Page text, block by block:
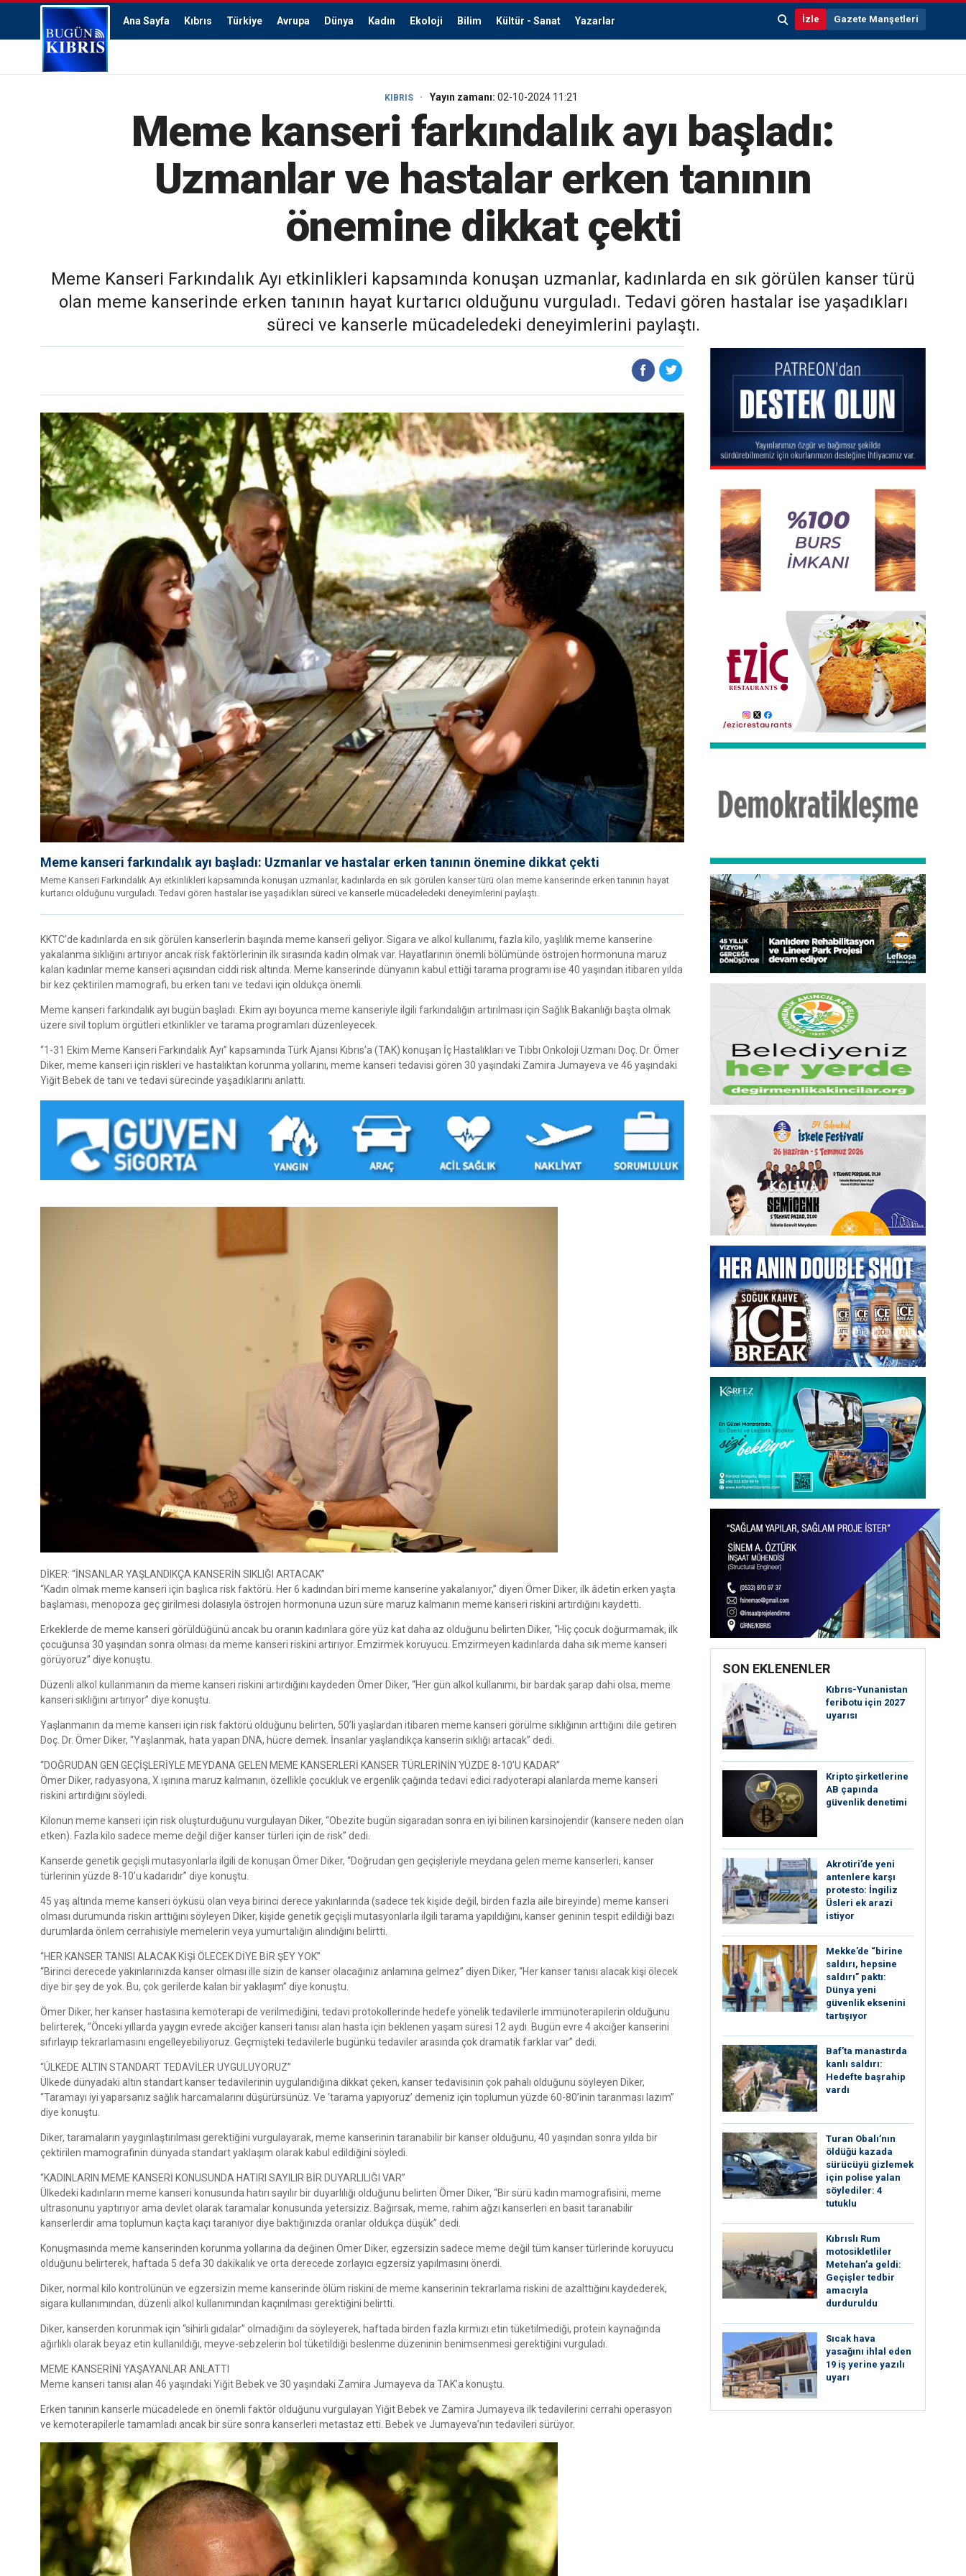
Ana Sayfa Kıbrıs Türkiye Avrupa Dünya Kadın Ekoloji Bilim Kültür - Sanat Yazarlar İzle Gazete Manşetleri
KIBRIS Yayın zamanı: 02-10-2024 11:21
Meme kanseri farkındalık ayı başladı:
Uzmanlar ve hastalar erken tanının
önemine dikkat çekti
Meme Kanseri Farkındalık Ayı etkinlikleri kapsamında konuşan uzmanlar, kadınlarda en sık görülen kanser türü
olan meme kanserinde erken tanının hayat kurtarıcı olduğunu vurguladı. Tedavi gören hastalar ise yaşadıkları
süreci ve kanserle mücadeledeki deneyimlerini paylaştı.
Meme kanseri farkındalık ayı başladı: Uzmanlar ve hastalar erken tanının önemine dikkat çekti
Meme Kanseri Farkındalık Ayı etkinlikleri kapsamında konuşan uzmanlar, kadınlarda en sık görülen kanser türü olan meme kanserinde erken tanının hayat
kurtarıcı olduğunu vurguladı. Tedavi gören hastalar ise yaşadıkları süreci ve kanserle mücadeledeki deneyimlerini paylaştı.
KKTC’de kadınlarda en sık görülen kanserlerin başında meme kanseri geliyor. Sigara ve alkol kullanımı, fazla kilo, yaşlılık meme kanserine
yakalanma sıklığını artırıyor ancak risk faktörlerinin ilk sırasında kadın olmak var. Hayatlarının önemli bölümünde östrojen hormonuna maruz
kalan kadınlar meme kanseri açısından ciddi risk altında. Meme kanserinde dünyanın kabul ettiği tarama programı ise 40 yaşından itibaren yılda
bir kez çektirilen mamografi, bu erken tanı ve tedavi için oldukça önemli.
Meme kanseri farkındalık ayı bugün başladı. Ekim ayı boyunca meme kanseriyle ilgili farkındalığın artırılması için Sağlık Bakanlığı başta olmak
üzere sivil toplum örgütleri etkinlikler ve tarama programları düzenleyecek.
“1-31 Ekim Meme Kanseri Farkındalık Ayı” kapsamında Türk Ajansı Kıbrıs’a (TAK) konuşan İç Hastalıkları ve Tıbbı Onkoloji Uzmanı Doç. Dr. Ömer
Diker, meme kanseri için riskleri ve hastalıktan korunma yollarını, meme kanseri tedavisi gören 30 yaşındaki Zamira Jumayeva ve 46 yaşındaki
Yiğit Bebek de tanı ve tedavi sürecinde yaşadıklarını anlattı.
DİKER: “İNSANLAR YAŞLANDIKÇA KANSERİN SIKLIĞI ARTACAK”
“Kadın olmak meme kanseri için başlıca risk faktörü. Her 6 kadından biri meme kanserine yakalanıyor,” diyen Ömer Diker, ilk âdetin erken yaşta
başlaması, menopoza geç girilmesi dolasıyla östrojen hormonuna uzun süre maruz kalmanın meme kanseri riskini artırdığını kaydetti.
Erkeklerde de meme kanseri görüldüğünü ancak bu oranın kadınlara göre yüz kat daha az olduğunu belirten Diker, “Hiç çocuk doğurmamak, ilk
çocuğunsa 30 yaşından sonra olması da meme kanseri riskini artırıyor. Emzirmek koruyucu. Emzirmeyen kadınlarda daha sık meme kanseri
görüyoruz” diye konuştu.
Düzenli alkol kullanmanın da meme kanseri riskini artırdığını kaydeden Ömer Diker, “Her gün alkol kullanımı, bir bardak şarap dahi olsa, meme
kanseri sıklığını artırıyor” diye konuştu.
Yaşlanmanın da meme kanseri için risk faktörü olduğunu belirten, 50’li yaşlardan itibaren meme kanseri görülme sıklığının arttığını dile getiren
Doç. Dr. Ömer Diker, “Yaşlanmak, hata yapan DNA, hücre demek. İnsanlar yaşlandıkça kanserin sıklığı artacak” dedi.
“DOĞRUDAN GEN GEÇİŞLERİYLE MEYDANA GELEN MEME KANSERLERİ KANSER TÜRLERİNİN YÜZDE 8-10’U KADAR”
Ömer Diker, radyasyona, X ışınına maruz kalmanın, özellikle çocukluk ve ergenlik çağında tedavi edici radyoterapi alanlarda meme kanseri
riskini artırdığını söyledi.
Kilonun meme kanseri için risk oluşturduğunu vurgulayan Diker, “Obezite bugün sigaradan sonra en iyi bilinen karsinojendir (kansere neden olan
etken). Fazla kilo sadece meme değil diğer kanser türleri için de risk” dedi.
Kanserde genetik geçişli mutasyonlarla ilgili de konuşan Ömer Diker, “Doğrudan gen geçişleriyle meydana gelen meme kanserleri, kanser
türlerinin yüzde 8-10’u kadarıdır” diye konuştu.
45 yaş altında meme kanseri öyküsü olan veya birinci derece yakınlarında (sadece tek kişide değil, birden fazla aile bireyinde) meme kanseri
olması durumunda riskin arttığını söyleyen Diker, kişide genetik geçişli mutasyonlarla ilgili tarama yapıldığını, kanser geninin tespit edildiği bazı
durumlarda önlem cerrahisiyle memelerin veya yumurtalığın alındığını belirtti.
“HER KANSER TANISI ALACAK KİŞİ ÖLECEK DİYE BİR ŞEY YOK”
“Birinci derecede yakınlarınızda kanser olması ille sizin de kanser olacağınız anlamına gelmez” diyen Diker, “Her kanser tanısı alacak kişi ölecek
diye bir şey de yok. Bu, çok gerilerde kalan bir yaklaşım” diye konuştu.
Ömer Diker, her kanser hastasına kemoterapi de verilmediğini, tedavi protokollerinde hedefe yönelik tedavilerle immünoterapilerin olduğunu
belirterek, “Önceki yıllarda yaygın evrede akciğer kanseri tanısı alan hasta için beklenen yaşam süresi 12 aydı. Bugün evre 4 akciğer kanserini
sıfırlayıp tekrarlamasını engelleyebiliyoruz. Geçmişteki tedavilerle bugünkü tedaviler arasında çok dramatik farklar var” dedi.
“ÜLKEDE ALTIN STANDART TEDAVİLER UYGULUYORUZ”
Ülkede dünyadaki altın standart kanser tedavilerinin uygulandığına dikkat çeken, kanser tedavisinin çok pahalı olduğunu söyleyen Diker,
“Taramayı iyi yaparsanız sağlık harcamalarını düşürürsünüz. Ve ‘tarama yapıyoruz’ demeniz için toplumun yüzde 60-80’inin taranması lazım”
diye konuştu.
Diker, taramaların yaygınlaştırılması gerektiğini vurgulayarak, meme kanserinin taranabilir bir kanser olduğunu, 40 yaşından sonra yılda bir
çektirilen mamografinin dünyada standart yaklaşım olarak kabul edildiğini söyledi.
“KADINLARIN MEME KANSERİ KONUSUNDA HATIRI SAYILIR BİR DUYARLILIĞI VAR”
Ülkedeki kadınların meme kanseri konusunda hatırı sayılır bir duyarlılığı olduğunu belirten Ömer Diker, “Bir sürü kadın mamografisini, meme
ultrasonunu yaptırıyor ama devlet olarak taramalar konusunda yetersiziz. Bağırsak, meme, rahim ağzı kanserleri en basit taranabilir
kanserlerdir ama toplumun kaçta kaçı taranıyor diye baktığınızda oranlar oldukça düşük” dedi.
Konuşmasında meme kanserinden korunma yollarına da değinen Ömer Diker, egzersizin sadece meme değil tüm kanser türlerinde koruyucu
olduğunu belirterek, haftada 5 defa 30 dakikalık ve orta derecede zorlayıcı egzersiz yapılmasını önerdi.
Diker, normal kilo kontrolünün ve egzersizin meme kanserinde ölüm riskini de meme kanserinin tekrarlama riskini de azalttığını kaydederek,
sigara kullanımından, düzenli alkol kullanımından kaçınılması gerektiğini belirtti.
Diker, kanserden korunmak için “sihirli gıdalar” olmadığını da söyleyerek, haftada birden fazla kırmızı etin tüketilmediği, protein kaynağında
ağırlıklı olarak beyaz etin kullanıldığı, meyve-sebzelerin bol tüketildiği beslenme düzeninin benimsenmesi gerektiğini vurguladı.
MEME KANSERİNİ YAŞAYANLAR ANLATTI
Meme kanseri tanısı alan 46 yaşındaki Yiğit Bebek ve 30 yaşındaki Zamira Jumayeva da TAK’a konuştu.
Erken tanının kanserle mücadelede en önemli faktör olduğunu vurgulayan Yiğit Bebek ve Zamira Jumayeva ilk tedavilerini cerrahi operasyon
ve kemoterapilerle tamamladı ancak bir süre sonra kanserleri metastaz etti. Bebek ve Jumayeva’nın tedavileri sürüyor.
SON EKLENENLER
Kıbrıs-Yunanistan
feribotu için 2027
uyarısı
Kripto şirketlerine
AB çapında
güvenlik denetimi
⁠Akrotiri’de yeni
antenlere karşı
protesto: İngiliz
Üsleri ek arazi
istiyor
Mekke’de “birine
saldırı, hepsine
saldırı” paktı:
Dünya yeni
güvenlik eksenini
tartışıyor
Baf’ta manastırda
kanlı saldırı:
Hedefte başrahip
vardı
Turan Obalı’nın
öldüğü kazada
sürücüyü gizlemek
için polise yalan
söylediler: 4
tutuklu
Kıbrıslı Rum
motosikletliler
Metehan’a geldi:
Geçişler tedbir
amacıyla
durduruldu
Sıcak hava
yasağını ihlal eden
19 iş yerine yazılı
uyarı